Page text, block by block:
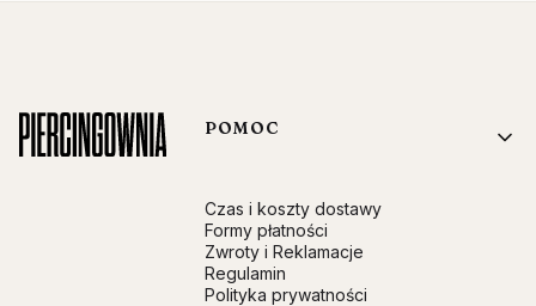
Linki w stopce
POMOC
Czas i koszty dostawy
Formy płatności
Zwroty i Reklamacje
Regulamin
Polityka prywatności